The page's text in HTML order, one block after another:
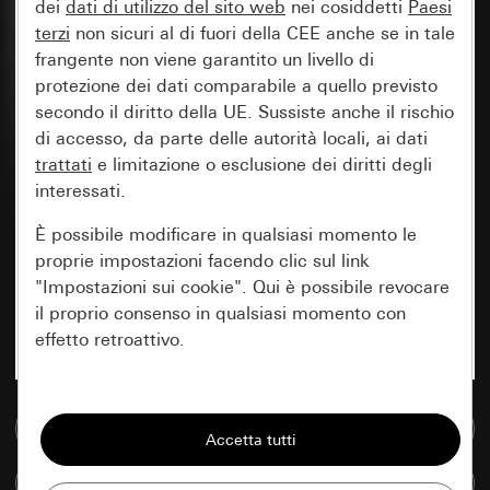
Confronta articoli
dei dati di utilizzo del sito web nei cosiddetti Paesi
terzi non sicuri al di fuori della CEE anche se in tale
frangente non viene garantito un livello di
protezione dei dati comparabile a quello previsto
secondo il diritto della UE. Sussiste anche il rischio
di accesso, da parte delle autorità locali, ai dati
trattati e limitazione o esclusione dei diritti degli
interessati.
È possibile modificare in qualsiasi momento le
proprie impostazioni facendo clic sul link
"Impostazioni sui cookie". Qui è possibile revocare
il proprio consenso in qualsiasi momento con
effetto retroattivo.
Tutti i cookie necessari per poter mostrare la
pagina.